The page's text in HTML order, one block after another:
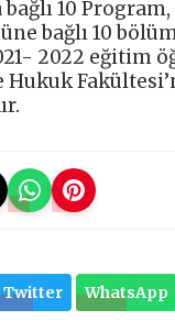
10
bağlı 10
2022 eğitim
Hukuk
Twitter WhatsApp